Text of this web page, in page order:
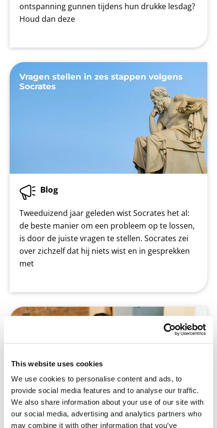
This website uses cookies
We use cookies to personalise content and ads, to
provide social media features and to analyse our traffic.
We also share information about your use of our site with
our social media, advertising and analytics partners who
may combine it with other information that you’ve
ontspanning gunnen tijdens hun drukke lesdag?
Houd dan deze
Vragen stellen in zes stappen volgens
Socrates
Blog
Tweeduizend jaar geleden wist Socrates het al:
de beste manier om een probleem op te lossen,
is door de juiste vragen te stellen. Socrates zei
over zichzelf dat hij niets wist en in gesprekken
met